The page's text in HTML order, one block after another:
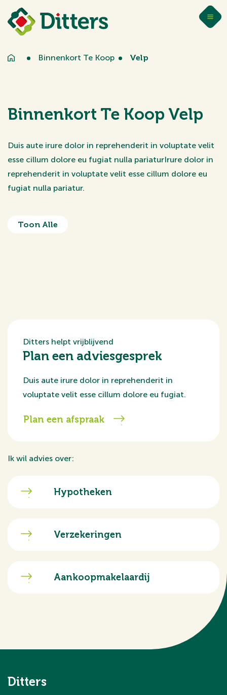
Binnenkort Te Koop Velp
Binnenkort Te Koop Velp
Duis aute irure dolor in reprehenderit in voluptate velit
esse cillum dolore eu fugiat nulla pariaturIrure dolor in
reprehenderit in voluptate velit esse cillum dolore eu
fugiat nulla pariatur.
Toon Alle
Ditters helpt vrijblijvend
Plan een adviesgesprek
Duis aute irure dolor in reprehenderit in
voluptate velit esse cillum dolore eu fugiat.
Plan een afspraak
Ik wil advies over:
Hypotheken
Verzekeringen
Aankoopmakelaardij
Ditters